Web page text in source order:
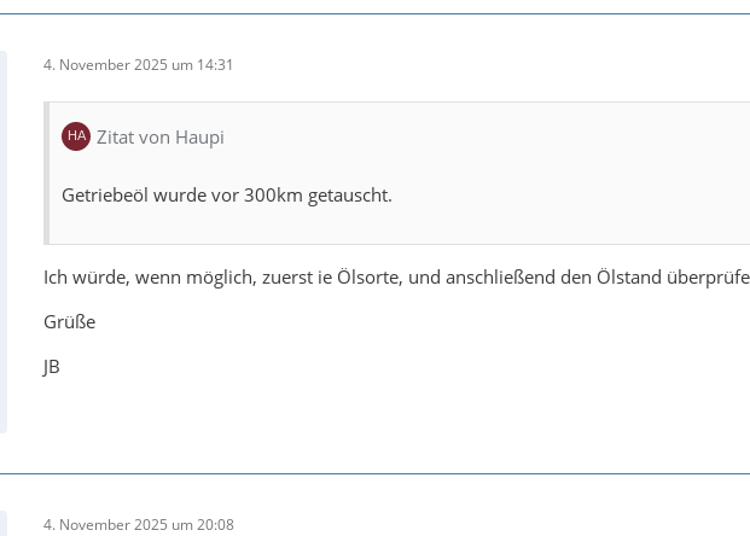
4. November 2025 um 14:31
Zitat von Haupi
Getriebeöl wurde vor 300km getauscht.
Ich würde, wenn möglich, zuerst ie Ölsorte, und anschließend den Ölstand
Grüße
JB
4. November 2025 um 20:08